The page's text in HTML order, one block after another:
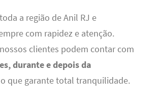
a região de Anil RJ e
com rapidez e atenção.
clientes podem contar com
durante e depois da
que garante total tranquilidade.